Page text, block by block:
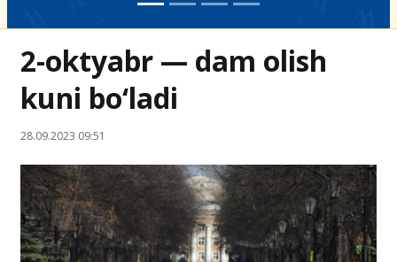
2-oktyabr — dam olish
kuni bo‘ladi
28.09.2023 09:51